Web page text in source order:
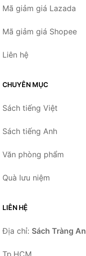
Mã giảm giá Lazada
Mã giảm giá Shopee
Liên hệ
CHUYÊN MỤC
Sách tiếng Việt
Sách tiếng Anh
Văn phòng phẩm
Quà lưu niệm
LIÊN HỆ
Địa chỉ: Sách Tràng An